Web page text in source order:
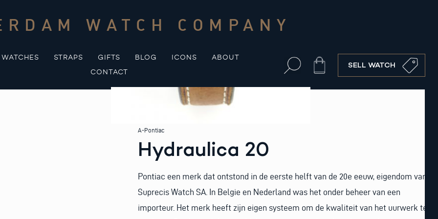
WATCH COMPANY
WATCHES STRAPS GIFTS BLOG ICONS
ABOUT
CONTACT
Cart SELL WATCH
A-Pontiac
Hydraulica 20
Pontiac een merk dat ontstond in de eerste helft van de 20e eeuw, eigendom van
Suprecis Watch SA. In Belgie en Nederland was het onder beheer van een
importeur. Het merk heeft zijn eigen systeem om de kwaliteit van het uurwerk te